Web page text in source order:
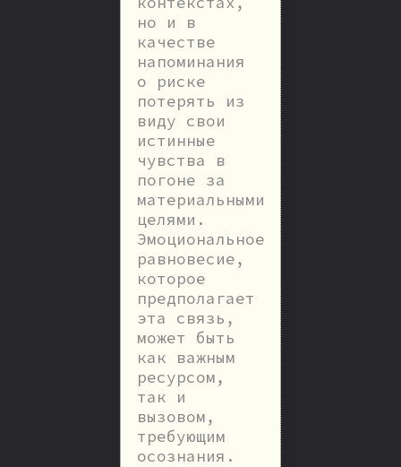
но и в
качестве
напоминания
о риске
потерять из
виду свои
истинные
чувства в
погоне за
материальными
целями.
Эмоциональное
равновесие,
которое
предполагает
эта связь,
может быть
как важным
ресурсом,
так и
вызовом,
требующим
осознания.